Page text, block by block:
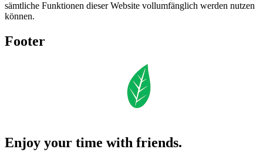
sämtliche Funktionen dieser Website vollumfänglich werden nutzen
können.
Footer
Enjoy your time with friends.